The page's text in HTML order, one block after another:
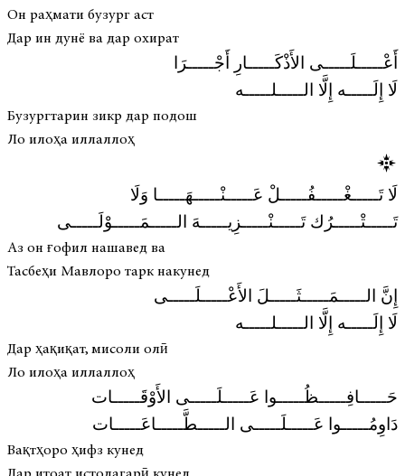
Он раҳмати бузург аст
Дар ин дунё ва дар охират
أَعْـــــلَـــــى الأَذْكَـــــارِ أَجْـــــرَا
لَا إِلَـــــه إِلَّا الـــــلـــــه
Бузургтарин зикр дар подош
Ло илоҳа иллаллоҳ
لَا تَـــــغْـــــفُـــــلْ عَـــــنْـــــهَـــــا وَلَا
تَـــــتْـــــرُك تَـــــنْـــــزِيـــــهَ الـــــمَـــــوْلَـــــى
Аз он ғофил нашавед ва
Тасбеҳи Мавлоро тарк накунед
إِنَّ الـــــمَـــــثَـــــلَ الأَعْـــــلَـــــى
لَا إِلَـــــه إِلَّا الـــــلـــــه
Дар ҳақиқат, мисоли олӣ
Ло илоҳа иллаллоҳ
حَـــــافِـــــظُـــــوا عَـــــلَـــــى الأَوْقَـــــات
دَاوِمُـــــوا عَـــــلَـــــى الـــــطَّـــــاعَـــــات
Вақтҳоро ҳифз кунед